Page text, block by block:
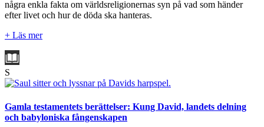
några enkla fakta om världsreligionernas syn på vad som händer
efter livet och hur de döda ska hanteras.
+ Läs mer
S
Gamla testamentets berättelser: Kung David, landets delning
och babyloniska fångenskapen